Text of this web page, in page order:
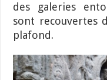
des galeries
sont recouvertes
plafond.